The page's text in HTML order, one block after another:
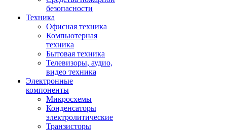
безопасности
Техника
Офисная техника
Компьютерная
техника
Бытовая техника
Телевизоры, аудио,
видео техника
Электронные
компоненты
Микросхемы
Конденсаторы
электролитические
Транзисторы